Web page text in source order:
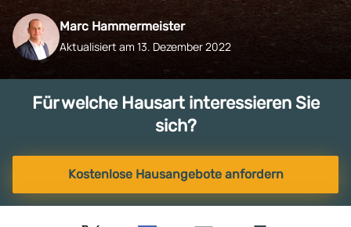
Marc Hammermeister
Aktualisiert am 13. Dezember 2022
Für welche Hausart interessieren Sie
sich?
Kostenlose Hausangebote anfordern